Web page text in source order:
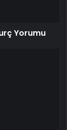
Yorumu